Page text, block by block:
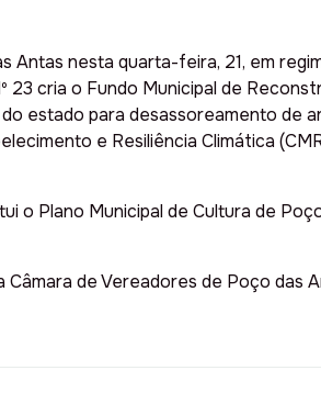
Antas nesta quarta-feira, 21, em
cria o Fundo Municipal de
estado para desassoreamento de
e Resiliência Climática
o Plano Municipal de Cultura de
Câmara de Vereadores de Poço das